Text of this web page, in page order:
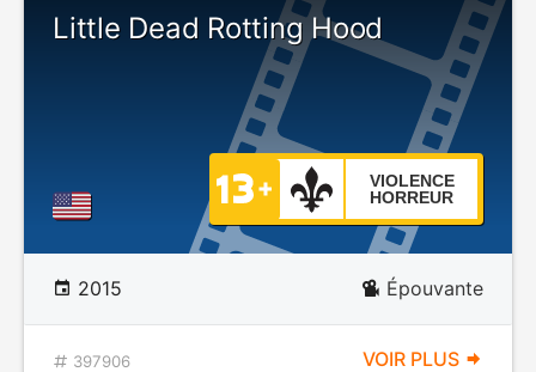
Little Dead Rotting Hood
VIOLENCE
HORREUR
2015 Épouvante
397906 VOIR PLUS